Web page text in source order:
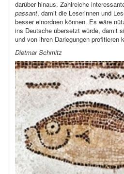
darüber hinaus. Zahlreiche
passant, damit die Leserinnen und
besser einordnen können. Es wäre
ins Deutsche übersetzt würde, damit
und von ihren Darlegungen profitieren
Dietmar Schmitz